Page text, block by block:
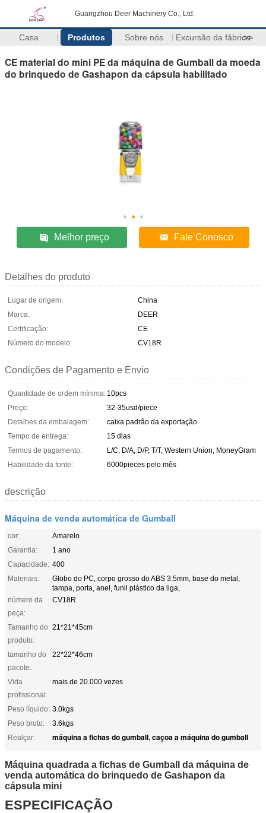
Guangzhou Deer Machinery Co., Ltd.
Casa Produtos Sobre nós Excursão da fábrica
>>
CE material do mini PE da máquina de Gumball da moeda
do brinquedo de Gashapon da cápsula habilitado
Melhor preço Fale Conosco
Detalhes do produto
Lugar de origem:
China
Marca:
DEER
Certificação:
CE
Número do modelo:
CV18R
Condições de Pagamento e Envio
Quantidade de ordem mínima: 10pcs
Preço:
32-35usd/piece
Detalhes da embalagem:
caixa padrão da exportação
Tempo de entrega:
15 dias
Termos de pagamento:
L/C, D/A, D/P, T/T, Western Union, MoneyGram
Habilidade da fonte:
6000pieces pelo mês
descrição
Máquina de venda automática de Gumball
cor:
Amarelo
Garantia:
1 ano
Capacidade: 400
Materiais:
Globo do PC, corpo grosso do ABS 3.5mm, base do metal,
tampa, porta, anel, funil plástico da liga,
número da
peça:
CV18R
Tamanho do
produto:
21*21*45cm
tamanho do
pacote:
22*22*46cm
Vida
profissional:
mais de 20.000 vezes
Peso líquido: 3.0kgs
Peso bruto:
3.6kgs
Realçar:
máquina a fichas do gumball, caçoa a máquina do gumball
Máquina quadrada a fichas de Gumball da máquina de
venda automática do brinquedo de Gashapon da
cápsula mini
ESPECIFICAÇÃO